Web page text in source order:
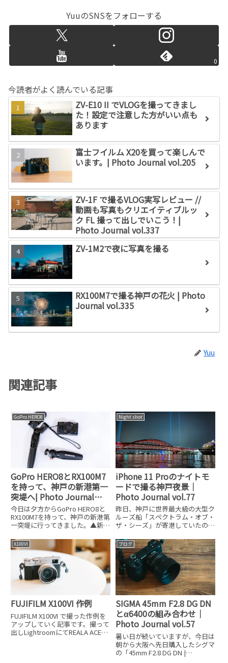
YuuのSNSをフォローする
0
今読者がよく読んでいる記事
ZV-E10 II でVLOGを撮ってきまし
た！設定で注意した方がいい点も
あります
富士フイルム X20を買って楽しんで
います。| Photo Journal vol.205
ZV-1F で撮るVLOG実写レビュー //
動画も写真もクリエイティブルッ
ク FL 撮って出しでいこう！|
Photo Journal vol.337
ZV-1M2で夜に写真を撮る
RX100M7で撮る神戸の花火 | Photo
Journal vol.335
Yuu
関連記事
GoPro HERO8
GoPro HERO8とRX100M7
を持って、神戸の新港第一
突堤へ| Photo Journal
vol.144
今日は夕方からGoPro HERO8と
RX100M7を持って、神戸の新港第
一突堤に行ってきました。▲新港
色が一望できていい所なのです
が、アクセスがなかなか悪い。三
宮からバスが出ていますが、歩い
ても15分程度なの
Night shot
iPhone 11 Proのナイトモ
ードで撮る神戸夜景｜
Photo Journal vol.77
昨日、神戸に世界最大級の大型ク
ルーズ船「スペクトラム・オブ・
ザ・シーズ」が寄港していたの
トモードで夜景を撮ってきまし
た。iPhone 11 Proのナイトモー
ド今回は全てiPhone 11 Proの
X100VI
FUJIFILM X100VI 作例
FUJIFILM X100VI で撮った作例を
アップしていく記事です。撮って
出しLightroomにてREALA ACEベ
ブログ
SIGMA 45mm F2.8 DG DN
とα6400の組み合わせ｜
Photo Journal vol.57
暑い日が続いていますが、今日は
朝から大阪へ先日購入したシグマ
の「45mm F2.8 DG DN |